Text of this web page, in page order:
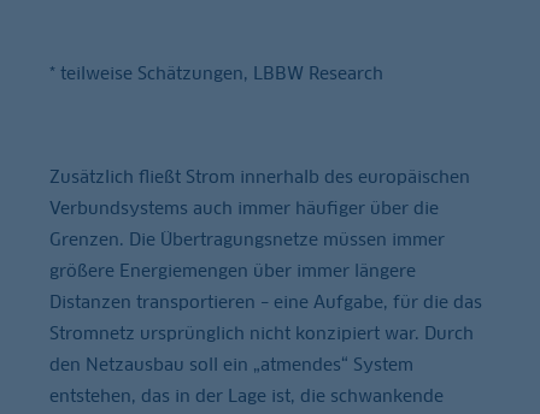
* teilweise Schätzungen, LBBW Research
Zusätzlich fließt Strom innerhalb des europäischen
Verbundsystems auch immer häufiger über die
Grenzen. Die Übertragungsnetze müssen immer
größere Energiemengen über immer längere
Distanzen transportieren – eine Aufgabe, für die das
Stromnetz ursprünglich nicht konzipiert war. Durch
den Netzausbau soll ein „atmendes“ System
entstehen, das in der Lage ist, die schwankende